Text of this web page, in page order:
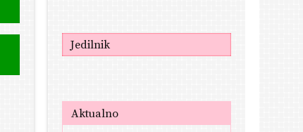
Jedilnik
Aktualno